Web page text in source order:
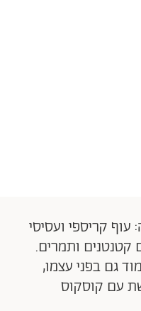
קריספי ועסיסי
קטנטנים ותמרים.
גם בפני עצמו,
עם קוסקוס